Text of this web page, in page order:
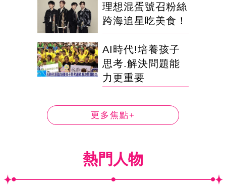
理想混蛋號召粉絲
跨海追星吃美食！
AI時代!培養孩子
思考.解決問題能
力更重要
更多焦點+
熱門人物